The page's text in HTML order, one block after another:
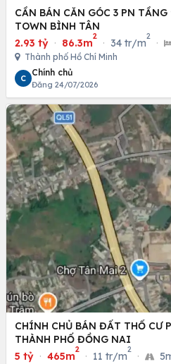
CẦN BÁN CĂN GÓC 3 PN
TOWN BÌNH TÂN
2.93 tỷ · 86.3m
2
· 34 tr/m
2
·
Thành phố Hồ Chí Minh
C
Chính chủ
Đăng 24/07/2026
CHÍNH CHỦ BÁN ĐẤT THỔ CƯ
THÀNH PHỐ ĐỒNG NAI
5 tỷ · 465m
2
· 11 tr/m
2
·